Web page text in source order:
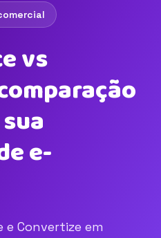
vs
e-
e Convertize em